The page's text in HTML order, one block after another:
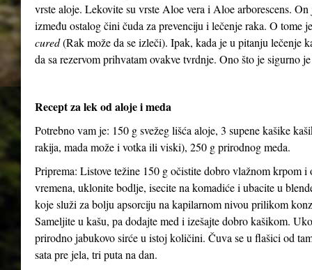
vrste aloje. Lekovite su vrste Aloe vera i Aloe arborescens.
između ostalog čini čuda za prevenciju i lečenje raka. O
cured(Rak može da se izleči). Ipak, kada je u pitanju lečenje
da sa rezervom prihvatam ovakve tvrdnje. Ono što je sigurno
Recept za lek od aloje i meda
Potrebno vam je: 150 g svežeg lišća aloje, 3 supene kašike
rakija, mada može i votka ili viski), 250 g prirodnog meda.
Priprema: Listove težine 150 g očistite dobro vlažnom krpom
vremena, uklonite bodlje, isecite na komadiće i ubacite u
koje služi za bolju apsorciju na kapilarnom nivou prilikom
Sameljite u kašu, pa dodajte med i izešajte dobro kašikom.
prirodno jabukovo sirće u istoj količini. Čuva se u flašici od
sata pre jela, tri puta na dan.